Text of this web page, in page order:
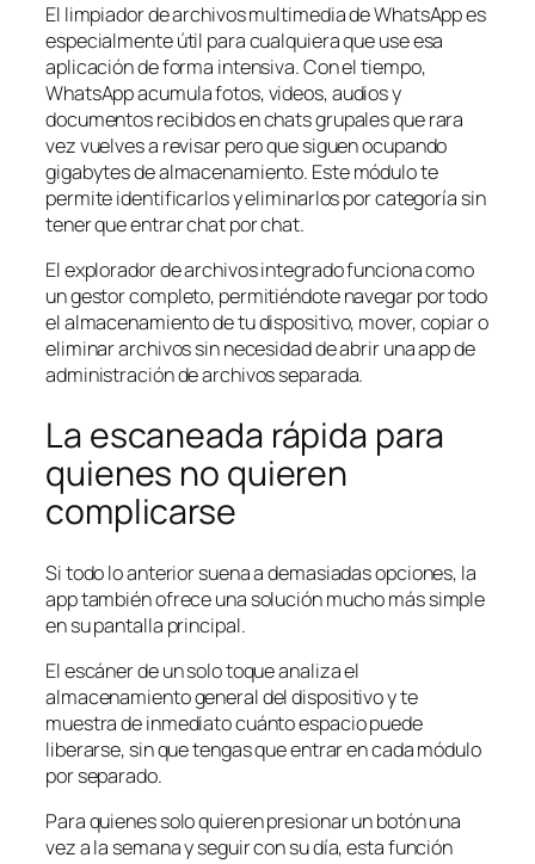
El limpiador de archivos multimedia de WhatsApp es
especialmente útil para cualquiera que use esa
aplicación de forma intensiva. Con el tiempo,
WhatsApp acumula fotos, videos, audios y
documentos recibidos en chats grupales que rara
vez vuelves a revisar pero que siguen ocupando
gigabytes de almacenamiento. Este módulo te
permite identificarlos y eliminarlos por categoría sin
tener que entrar chat por chat.
El explorador de archivos integrado funciona como
un gestor completo, permitiéndote navegar por todo
el almacenamiento de tu dispositivo, mover, copiar o
eliminar archivos sin necesidad de abrir una app de
administración de archivos separada.
La escaneada rápida para
quienes no quieren
complicarse
Si todo lo anterior suena a demasiadas opciones, la
app también ofrece una solución mucho más simple
en su pantalla principal.
El escáner de un solo toque analiza el
almacenamiento general del dispositivo y te
muestra de inmediato cuánto espacio puede
liberarse, sin que tengas que entrar en cada módulo
por separado.
Para quienes solo quieren presionar un botón una
vez a la semana y seguir con su día, esta función